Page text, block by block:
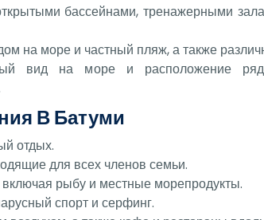
бассейнами, тренажерными
на море и частный пляж, а также
вид на море и расположение
В Батуми
отдых.
для всех членов семьи.
рыбу и местные морепродукты.
спорт и серфинг.